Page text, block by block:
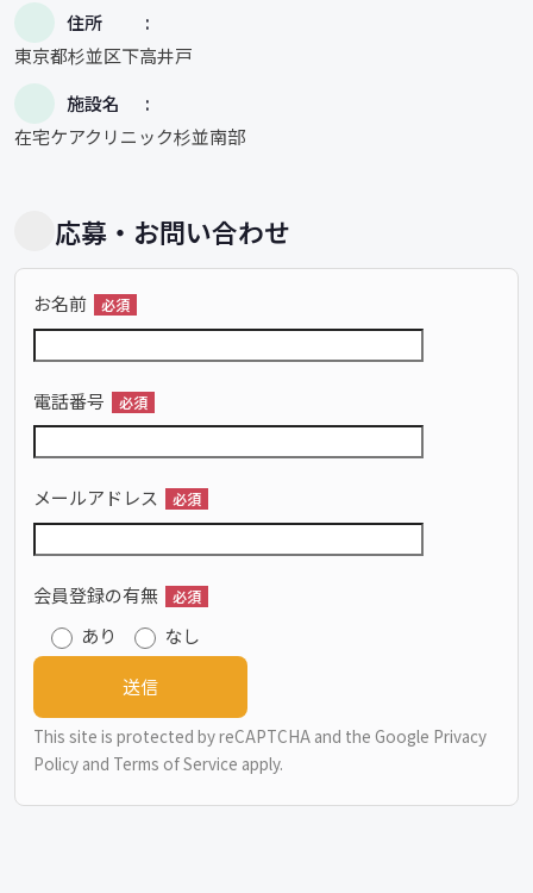
住所
東京都杉並区下高井戸
施設名
在宅ケアクリニック杉並南部
応募・お問い合わせ
お名前 必須
電話番号 必須
メールアドレス 必須
会員登録の有無 必須
あり なし
This site is protected by reCAPTCHA and the Google Privacy
Policy and Terms of Service apply.